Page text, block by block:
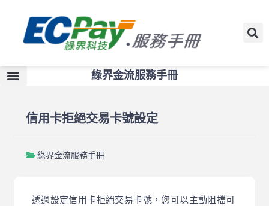
綠界金流服務手冊
信用卡拒絕交易卡號設定
綠界金流服務手冊
透過設定信用卡拒絕交易卡號，您可以主動阻擋可